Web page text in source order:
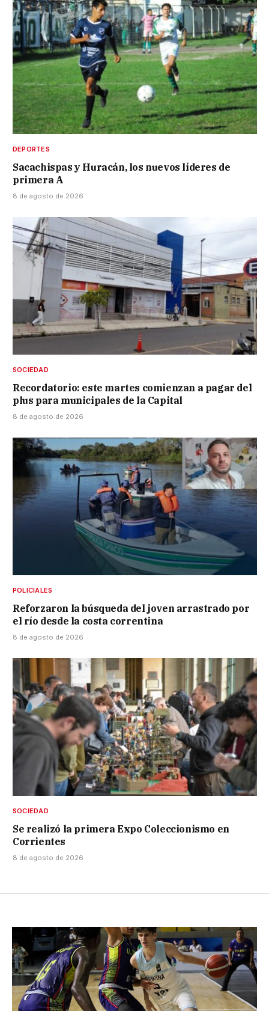
DEPORTES
Sacachispas y Huracán, los nuevos líderes de
primera A
8 de agosto de 2026
SOCIEDAD
Recordatorio: este martes comienzan a pagar del
plus para municipales de la Capital
8 de agosto de 2026
POLICIALES
Reforzaron la búsqueda del joven arrastrado por
el río desde la costa correntina
8 de agosto de 2026
SOCIEDAD
Se realizó la primera Expo Coleccionismo en
Corrientes
8 de agosto de 2026